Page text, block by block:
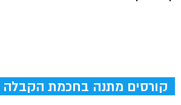
קורסים מתנה בחכמת הקבלה